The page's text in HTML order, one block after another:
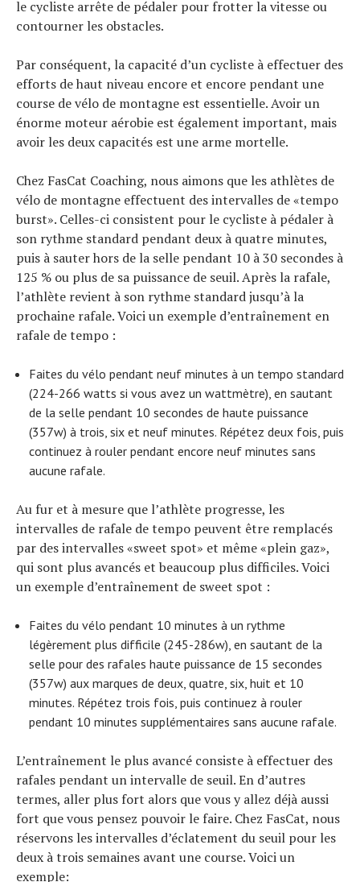
le cycliste arrête de pédaler pour frotter la vitesse ou
contourner les obstacles.
Par conséquent, la capacité d’un cycliste à effectuer des
efforts de haut niveau encore et encore pendant une
course de vélo de montagne est essentielle. Avoir un
énorme moteur aérobie est également important, mais
avoir les deux capacités est une arme mortelle.
Chez FasCat Coaching, nous aimons que les athlètes de
vélo de montagne effectuent des intervalles de «tempo
burst». Celles-ci consistent pour le cycliste à pédaler à
son rythme standard pendant deux à quatre minutes,
puis à sauter hors de la selle pendant 10 à 30 secondes à
125 % ou plus de sa puissance de seuil. Après la rafale,
l’athlète revient à son rythme standard jusqu’à la
prochaine rafale. Voici un exemple d’entraînement en
rafale de tempo :
Faites du vélo pendant neuf minutes à un tempo standard
(224-266 watts si vous avez un wattmètre), en sautant
de la selle pendant 10 secondes de haute puissance
(357w) à trois, six et neuf minutes. Répétez deux fois, puis
continuez à rouler pendant encore neuf minutes sans
aucune rafale.
Au fur et à mesure que l’athlète progresse, les
intervalles de rafale de tempo peuvent être remplacés
par des intervalles «sweet spot» et même «plein gaz»,
qui sont plus avancés et beaucoup plus difficiles. Voici
un exemple d’entraînement de sweet spot :
Faites du vélo pendant 10 minutes à un rythme
légèrement plus difficile (245-286w), en sautant de la
selle pour des rafales haute puissance de 15 secondes
(357w) aux marques de deux, quatre, six, huit et 10
minutes. Répétez trois fois, puis continuez à rouler
pendant 10 minutes supplémentaires sans aucune rafale.
L’entraînement le plus avancé consiste à effectuer des
rafales pendant un intervalle de seuil. En d’autres
termes, aller plus fort alors que vous y allez déjà aussi
fort que vous pensez pouvoir le faire. Chez FasCat, nous
réservons les intervalles d’éclatement du seuil pour les
deux à trois semaines avant une course. Voici un
exemple: